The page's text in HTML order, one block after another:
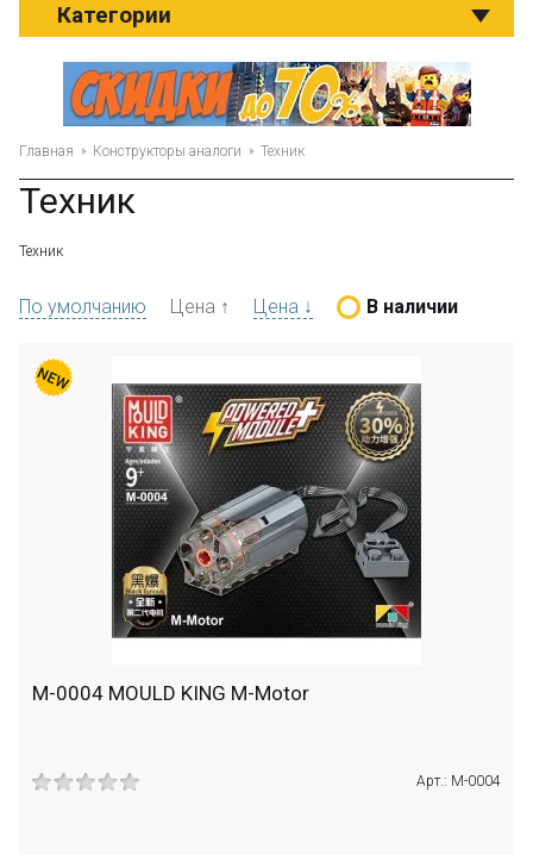
Категории
Главная Конструкторы аналоги Техник
Техник
Техник
По умолчанию Цена ↑ Цена ↓ В наличии
M-0004 MOULD KING M-Motor
Арт.: M-0004